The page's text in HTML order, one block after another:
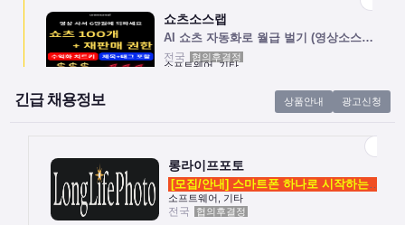
쇼츠소스랩
AI 쇼츠 자동화로 월급 벌기 (영상소스…
소프트웨어, 기타
전국 협의후결정
[모집/안내] 스마트폰 하나로 시작하는 …
소프트웨어, 기타
쇼츠소스랩
긴급 채용정보 상품안내 광고신청
롱라이프포토
[모집/안내] 스마트폰 하나로 시작하는 …
소프트웨어, 기타
전국
협의후결정